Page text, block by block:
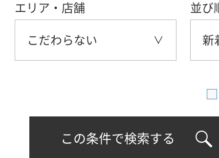
エリア・店舗
こだわらない
並び
新
この条件で検索する